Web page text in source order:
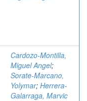
Cardozo-Montilla,
Miguel Angel;
Sorate-Marcano,
Yolymar; Herrera-
Galarraga, Marvic